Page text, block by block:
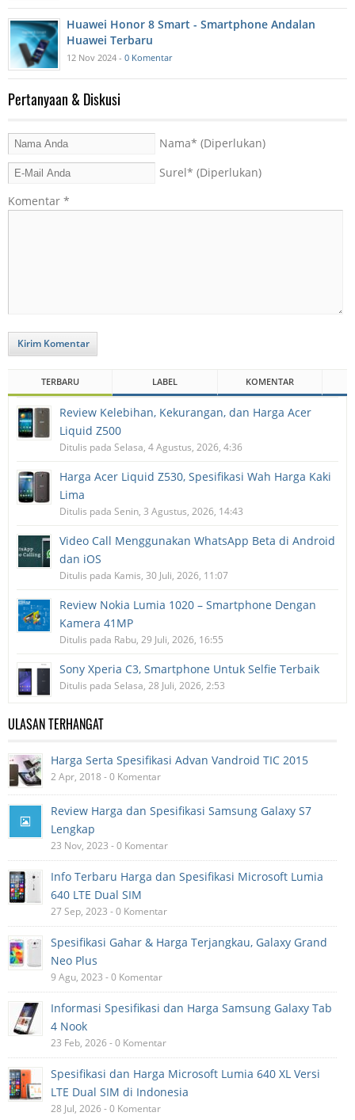
Huawei Honor 8 Smart - Smartphone Andalan
Huawei Terbaru
12 Nov 2024 - 0 Komentar
Pertanyaan & Diskusi
Nama* (Diperlukan)
Surel* (Diperlukan)
Komentar *
Kirim Komentar
TERBARU LABEL KOMENTAR
Review Kelebihan, Kekurangan, dan Harga Acer
Liquid Z500
Ditulis pada Selasa, 4 Agustus, 2026, 4:36
Harga Acer Liquid Z530, Spesifikasi Wah Harga Kaki
Lima
Ditulis pada Senin, 3 Agustus, 2026, 14:43
Video Call Menggunakan WhatsApp Beta di Android
dan iOS
Ditulis pada Kamis, 30 Juli, 2026, 11:07
Review Nokia Lumia 1020 – Smartphone Dengan
Kamera 41MP
Ditulis pada Rabu, 29 Juli, 2026, 16:55
Sony Xperia C3, Smartphone Untuk Selfie Terbaik
Ditulis pada Selasa, 28 Juli, 2026, 2:53
ULASAN TERHANGAT
Harga Serta Spesifikasi Advan Vandroid TIC 2015
2 Apr, 2018 - 0 Komentar
Review Harga dan Spesifikasi Samsung Galaxy S7
Lengkap
23 Nov, 2023 - 0 Komentar
Info Terbaru Harga dan Spesifikasi Microsoft Lumia
640 LTE Dual SIM
27 Sep, 2023 - 0 Komentar
Spesifikasi Gahar & Harga Terjangkau, Galaxy Grand
Neo Plus
9 Agu, 2023 - 0 Komentar
Informasi Spesifikasi dan Harga Samsung Galaxy Tab
4 Nook
23 Feb, 2026 - 0 Komentar
Spesifikasi dan Harga Microsoft Lumia 640 XL Versi
LTE Dual SIM di Indonesia
28 Jul, 2026 - 0 Komentar